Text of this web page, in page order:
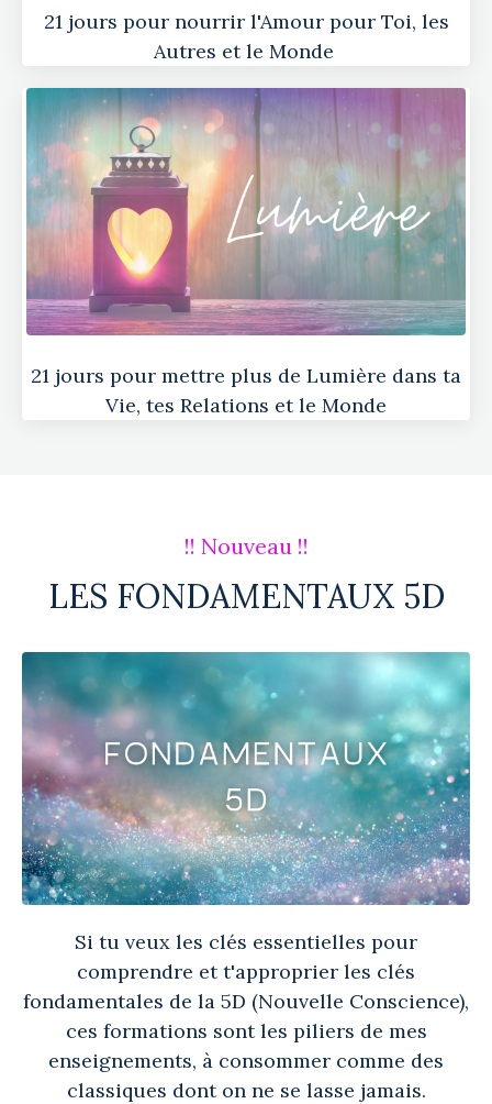
21 jours pour nourrir l'Amour pour Toi, les
Autres et le Monde
21 jours pour mettre plus de Lumière dans ta
Vie, tes Relations et le Monde
!! Nouveau !!
LES FONDAMENTAUX 5D
Si tu veux les clés essentielles pour
comprendre et t'approprier les clés
fondamentales de la 5D (Nouvelle Conscience),
ces formations sont les piliers de mes
enseignements, à consommer comme des
classiques dont on ne se lasse jamais.